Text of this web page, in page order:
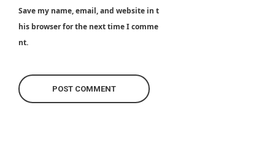
Save my name, email, and website in t
his browser for the next time I comme
nt.